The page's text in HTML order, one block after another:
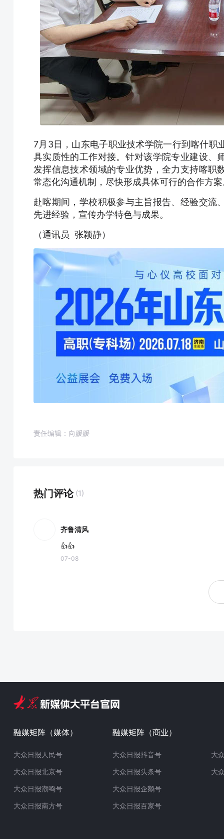
7月3日，山东电子职业技术学院一行到喀什职
具实质性的工作对接。针对该学院专业建设、
发挥信息技术领域的专业优势，全力支持喀职
常态化沟通机制，尽快形成具体可行的合作方
赴喀期间，学校积极参与主旨报告、经验交流
先进经验，宣传办学特色与成果。
（通讯员 张颖静）
责任编辑：向媛媛
热门评论 (1)
齐鲁清风
👍👍
07-08
融媒矩阵（媒体）
大众日报人民号
大众日报北京号
大众日报潮鸣号
大众日报南方号
融媒矩阵（商业）
大众日报抖音号
大众日报头条号
大众日报企鹅号
大众日报百家号
大
大